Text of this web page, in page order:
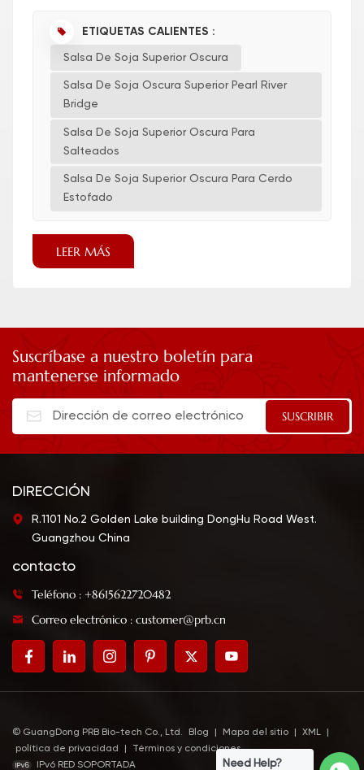
sabrosa. Pruébalo en marinada...
ETIQUETAS CALIENTES :
Salsa De Soja Superior Oscura
Salsa De Soja Oscura Superior Pearl River
Bridge
Salsa De Soja Superior Oscura Para
Salteados
Salsa De Soja Superior Oscura Para Cerdo
Estofado
LEER MÁS
Suscríbase a nuestro boletín para
mantenerse informado
DIRECCIÓN
R.1101 No.2 Golden Lake building DongHu Road West.
Guangzhou China
contacto
Teléfono : +8615622720482
Correo electrónico : customer@prb.cn
© GuangDong PRB Bio-tech Co., Ltd. Blog Mapa del sitio XML
política de privacidad
Términos y condiciones
IPv6 RED SOPORTADA
Need Help?